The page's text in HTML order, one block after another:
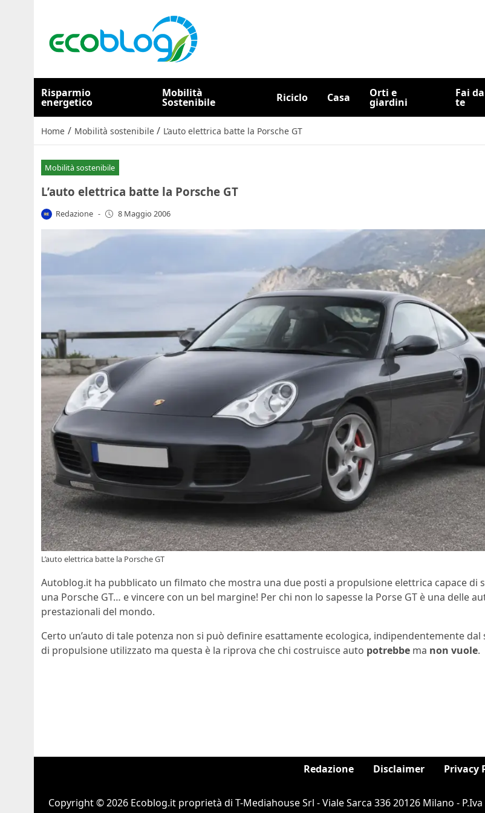
Risparmio
energetico
Mobilità
Sostenibile Riciclo Casa Orti e
giardini
Fai da
te
Home / Mobilità sostenibile / L’auto elettrica batte la Porsche GT
Mobilità sostenibile
L’auto elettrica batte la Porsche GT
Redazione - 8 Maggio 2006
L’auto elettrica batte la Porsche GT
Autoblog.it ha pubblicato un filmato che mostra una due posti a propulsione elettrica capace di
una Porsche GT… e vincere con un bel margine! Per chi non lo sapesse la Porse GT è una delle
prestazionali del mondo.
Certo un’auto di tale potenza non si può definire esattamente ecologica, indipendentemente dal
di propulsione utilizzato ma questa è la riprova che chi costruisce auto potrebbe ma non vuole.
Redazione Disclaimer Privacy
Copyright © 2026 Ecoblog.it proprietà di T-Mediahouse Srl - Viale Sarca 336 20126 Milano -